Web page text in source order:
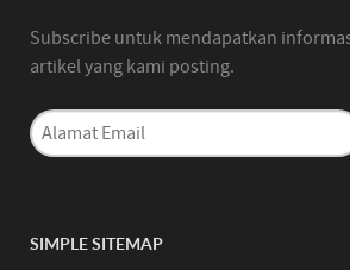
Subscribe untuk mendapatkan
artikel yang kami posting.
SIMPLE SITEMAP